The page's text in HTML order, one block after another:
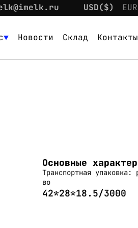
USD($)
Новости Склад Контакты
Основные
Транспортная упаковка:
во
42*28*18.5/3000